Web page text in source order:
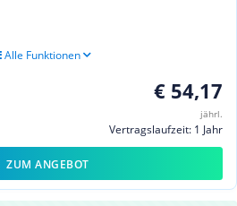
Alle Funktionen
€ 54,17
jährl.
Vertragslaufzeit: 1 Jahr
ZUM ANGEBOT